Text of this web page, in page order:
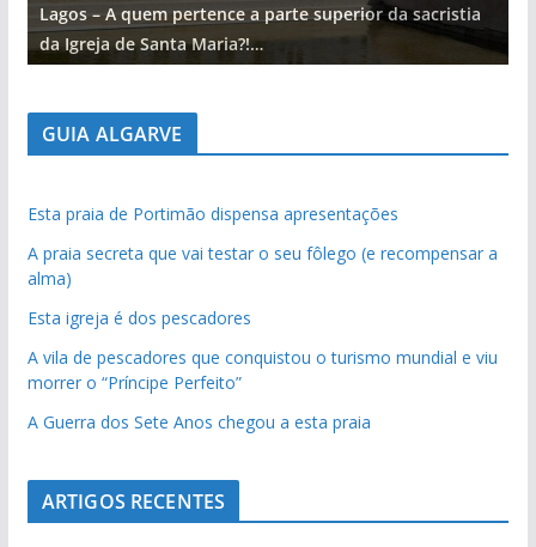
Lagos – A quem pertence a parte superior da sacristia
da Igreja de Santa Maria?!…
GUIA ALGARVE
Esta praia de Portimão dispensa apresentações
A praia secreta que vai testar o seu fôlego (e recompensar a
alma)
Esta igreja é dos pescadores
A vila de pescadores que conquistou o turismo mundial e viu
morrer o “Príncipe Perfeito”
A Guerra dos Sete Anos chegou a esta praia
ARTIGOS RECENTES